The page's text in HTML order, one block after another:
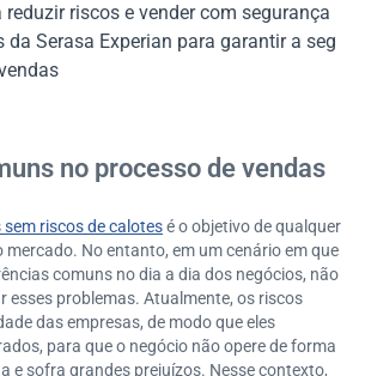
reduzir riscos e vender com segurança
da Serasa Experian para garantir a seg
no processo de vendas
riscos de calotesé o objetivo de qualquer
mercado. No entanto, em um cenário em que
comuns no dia a dia dos negócios, não
esses problemas. Atualmente, os riscos
das empresas, de modo que eles
para que o negócio não opere de forma
e sofra grandes prejuízos. Nesse contexto,